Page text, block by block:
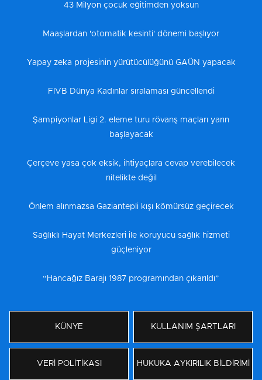
43 Milyon çocuk eğitimden yoksun
Maaşlardan 'otomatik kesinti' dönemi başlıyor
Yapay zeka projesinin yürütücülüğünü GAÜN yapacak
FIVB Dünya Kadınlar sıralaması güncellendi
Şampiyonlar Ligi 2. eleme turu rövanş maçları yarın
başlayacak
Çerçeve yasa çok eksik, ihtiyaçlara cevap verebilecek
nitelikte değil
Önlem alınmazsa Gaziantepli kışı kömürsüz geçirecek
Sağlıklı Hayat Merkezleri ile koruyucu sağlık hizmeti
güçleniyor
“Hancağız Barajı 1987 programından çıkarıldı”
KÜNYE KULLANIM ŞARTLARI
VERİ POLİTİKASI HUKUKA AYKIRILIK BİLDİRİMİ